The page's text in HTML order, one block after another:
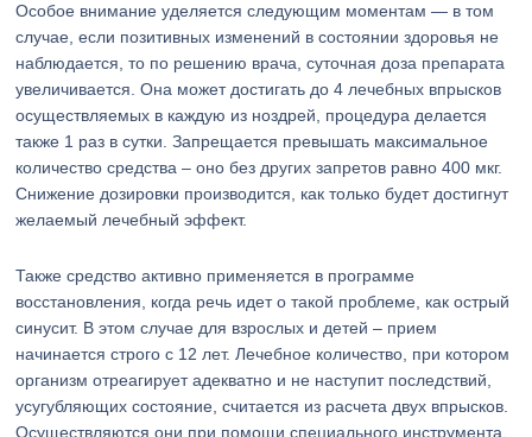
Особое внимание уделяется следующим моментам — в том
случае, если позитивных изменений в состоянии здоровья не
наблюдается, то по решению врача, суточная доза препарата
увеличивается. Она может достигать до 4 лечебных впрысков
осуществляемых в каждую из ноздрей, процедура делается
также 1 раз в сутки. Запрещается превышать максимальное
количество средства – оно без других запретов равно 400 мкг.
Снижение дозировки производится, как только будет достигнут
желаемый лечебный эффект.
Также средство активно применяется в программе
восстановления, когда речь идет о такой проблеме, как острый
синусит. В этом случае для взрослых и детей – прием
начинается строго с 12 лет. Лечебное количество, при котором
организм отреагирует адекватно и не наступит последствий,
усугубляющих состояние, считается из расчета двух впрысков.
Осуществляются они при помощи специального инструмента.